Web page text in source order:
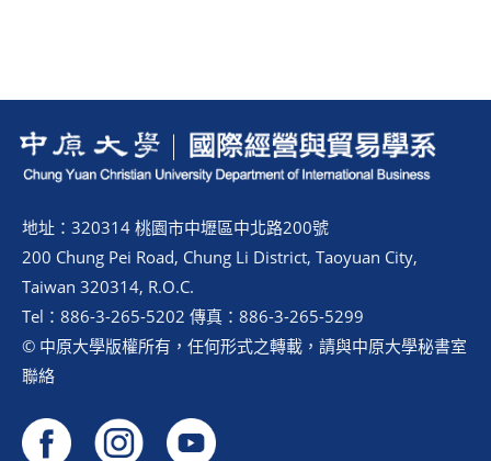
地址：320314 桃園市中壢區中北路200號
200 Chung Pei Road, Chung Li District, Taoyuan City,
Taiwan 320314, R.O.C.
Tel：886-3-265-5202 傳真：886-3-265-5299
© 中原大學版權所有，任何形式之轉載，請與中原大學秘書室
聯絡